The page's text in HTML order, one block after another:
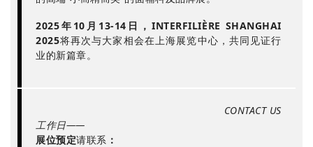
2025年10月13-14日，INTERFILIÈRE SHANGHAI
2025将再次与大家相会在上海展览中心，共同见证行
业的新篇章。
CONTACT US
工作日——
展位预定请联系 ：